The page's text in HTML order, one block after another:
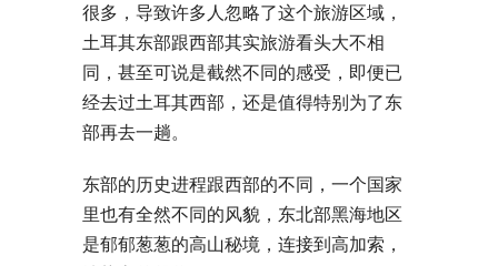
很多，导致许多人忽略了这个旅游区域，
土耳其东部跟西部其实旅游看头大不相
同，甚至可说是截然不同的感受，即便已
经去过土耳其西部，还是值得特别为了东
部再去一趟。
东部的历史进程跟西部的不同，一个国家
里也有全然不同的风貌，东北部黑海地区
是郁郁葱葱的高山秘境，连接到高加索，